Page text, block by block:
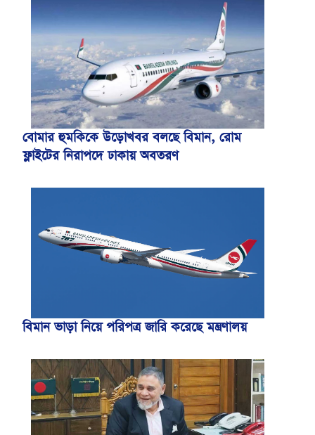
বোমার হুমকিকে উড়োখবর বলছে বিমান, রোম
ফ্লাইটের নিরাপদে ঢাকায় অবতরণ
বিমান ভাড়া নিয়ে পরিপত্র জারি করেছে মন্ত্রণালয়